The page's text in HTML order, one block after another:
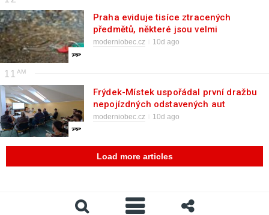
Praha eviduje tisíce ztracených
předmětů, některé jsou velmi
kuriózní
moderniobec.cz 10d ago
11
Frýdek-Místek uspořádal první dražbu
nepojízdných odstavených aut
moderniobec.cz 10d ago
Load more articles